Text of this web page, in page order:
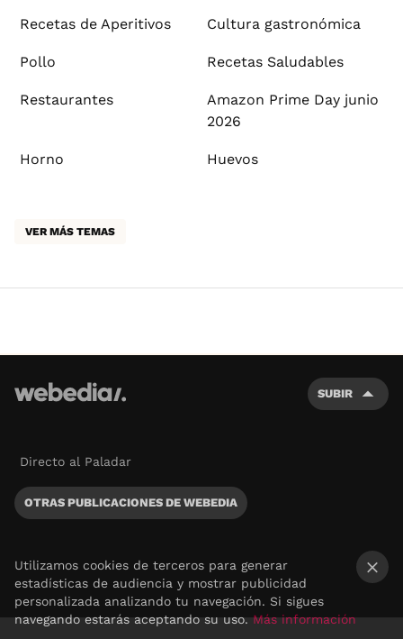
Recetas de Aperitivos Cultura gastronómica
Pollo Recetas Saludables
Restaurantes
Amazon Prime Day junio
2026
Horno Huevos
VER MÁS TEMAS
SUBIR
Directo al Paladar
OTRAS PUBLICACIONES DE WEBEDIA
Utilizamos cookies de terceros para generar
estadísticas de audiencia y mostrar publicidad
personalizada analizando tu navegación. Si sigues
navegando estarás aceptando su uso.Más información